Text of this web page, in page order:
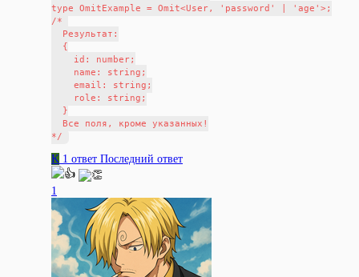
type OmitExample = Omit<User, 'password' | 'age'>;
/*
  Результат:
  {
    id: number;
    name: string;
    email: string;
    role: string;
  }
  Все поля, кроме указанных!
K 1 ответ Последний ответ
1